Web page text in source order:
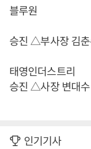
블루원
승진 △부사장 김
태영인더스트리
승진 △사장 변대
인기기사